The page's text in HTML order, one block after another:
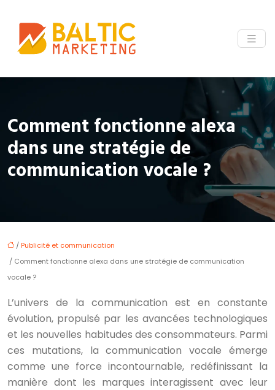
Comment fonctionne alexa
dans une stratégie de
communication vocale ?
/ Publicité et communication
/ Comment fonctionne alexa dans une stratégie de communication
vocale ?
L’univers de la communication est en constante
évolution, propulsé par les avancées technologiques
et les nouvelles habitudes des consommateurs. Parmi
ces mutations, la communication vocale émerge
comme une force incontournable, redéfinissant la
manière dont les marques interagissent avec leur